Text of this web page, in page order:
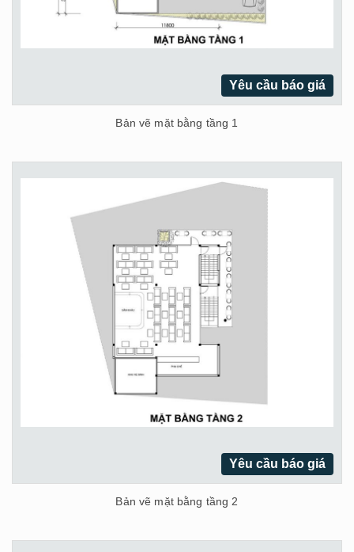
Yêu cầu báo giá
Bản vẽ mặt bằng tầng 1
Yêu cầu báo giá
Bản vẽ mặt bằng tầng 2